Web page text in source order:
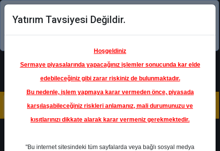
Şimdi uygulamayı indirin!
Yatırım Tavsiyesi Değildir.
Hoşgeldiniz
Sermaye piyasalarında yapacağınız işlemler sonucunda kar elde
edebileceğiniz gibi zarar riskiniz de bulunmaktadır.
Bu nedenle, işlem yapmaya karar vermeden önce, piyasada
karşılaşabileceğiniz riskleri anlamanız, mali durumunuzu ve
kısıtlarınızı dikkate alarak karar vermeniz gerekmektedir.
"Bu internet sitesindeki tüm sayfalarda veya bağlı sosyal medya